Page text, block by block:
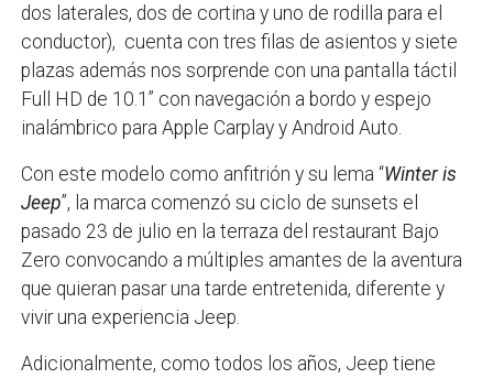
dos laterales, dos de cortina y uno de rodilla para el
conductor), cuenta con tres filas de asientos y siete
plazas además nos sorprende con una pantalla táctil
Full HD de 10.1” con navegación a bordo y espejo
inalámbrico para Apple Carplay y Android Auto.
Con este modelo como anfitrión y su lema “Winter is
Jeep”, la marca comenzó su ciclo de sunsets el
pasado 23 de julio en la terraza del restaurant Bajo
Zero convocando a múltiples amantes de la aventura
que quieran pasar una tarde entretenida, diferente y
vivir una experiencia Jeep.
Adicionalmente, como todos los años, Jeep tiene